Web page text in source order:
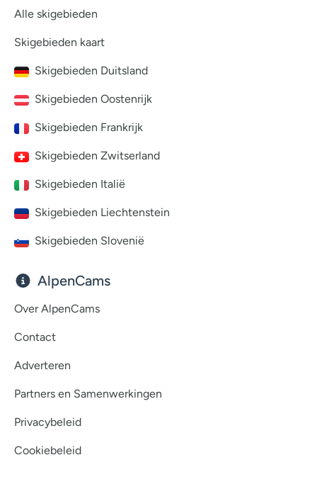
Alle skigebieden
Skigebieden kaart
Skigebieden Duitsland
Skigebieden Oostenrijk
Skigebieden Frankrijk
Skigebieden Zwitserland
Skigebieden Italië
Skigebieden Liechtenstein
Skigebieden Slovenië
AlpenCams
Over AlpenCams
Contact
Adverteren
Partners en Samenwerkingen
Privacybeleid
Cookiebeleid